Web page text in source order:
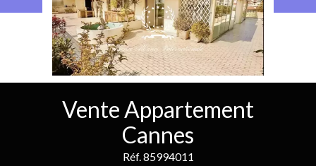
Vente Appartement
Cannes
Réf. 85994011